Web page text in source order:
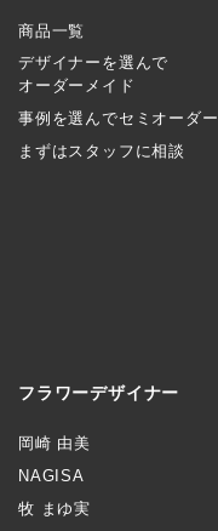
商品一覧
デザイナーを選んで
オーダーメイド
事例を選んでセミオーダー
まずはスタッフに相談
フラワーデザイナー
岡崎 由美
NAGISA
牧 まゆ実